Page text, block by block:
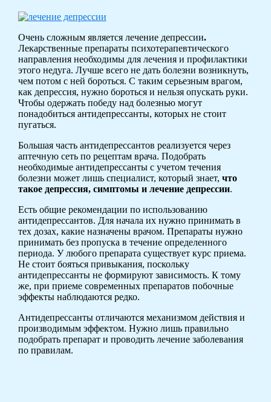
Очень сложным является лечение депрессии.
Лекарственные препараты психотерапевтического
направления необходимы для лечения и профилактики
этого недуга. Лучше всего не дать болезни возникнуть,
чем потом с ней бороться. С таким серьезным врагом,
как депрессия, нужно бороться и нельзя опускать руки.
Чтобы одержать победу над болезнью могут
понадобиться антидепрессанты, которых не стоит
пугаться.
Большая часть антидепрессантов реализуется через
аптечную сеть по рецептам врача. Подобрать
необходимые антидепрессанты с учетом течения
болезни может лишь специалист, который знает, что
такое депрессия, симптомы и лечение депрессии.
Есть общие рекомендации по использованию
антидепрессантов. Для начала их нужно принимать в
тех дозах, какие назначены врачом. Препараты нужно
принимать без пропуска в течение определенного
периода. У любого препарата существует курс приема.
Не стоит бояться привыкания, поскольку
антидепрессанты не формируют зависимость. К тому
же, при приеме современных препаратов побочные
эффекты наблюдаются редко.
Антидепрессанты отличаются механизмом действия и
производимым эффектом. Нужно лишь правильно
подобрать препарат и проводить лечение заболевания
по правилам.